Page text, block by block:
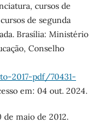
cursos de
de segunda
Brasília: Ministério
Conselho
2017-pdf/70431-
em: 04 out. 2024.
de maio de 2012.